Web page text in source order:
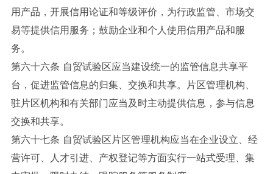
用产品，开展信用论证和等级评价，为行政监管、市场交
易等提供信用服务；鼓励企业和个人使用信用产品和服
务。
第六十六条 自贸试验区应当建设统一的监管信息共享平
台，促进监管信息的归集、交换和共享。片区管理机构、
驻片区机构和有关部门应当及时主动提供信息，参与信息
交换和共享。
第六十七条 自贸试验区片区管理机构应当在企业设立、经
营许可、人才引进、产权登记等方面实行一站式受理、集